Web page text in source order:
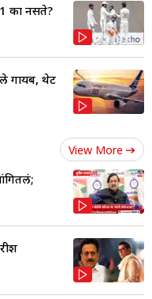
का नसते?
गायब, थेट
View More